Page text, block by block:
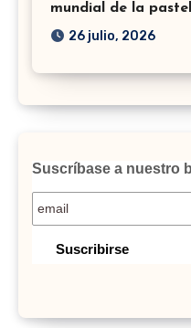
mundial de la
26 julio, 2026
Suscríbase a nuestro